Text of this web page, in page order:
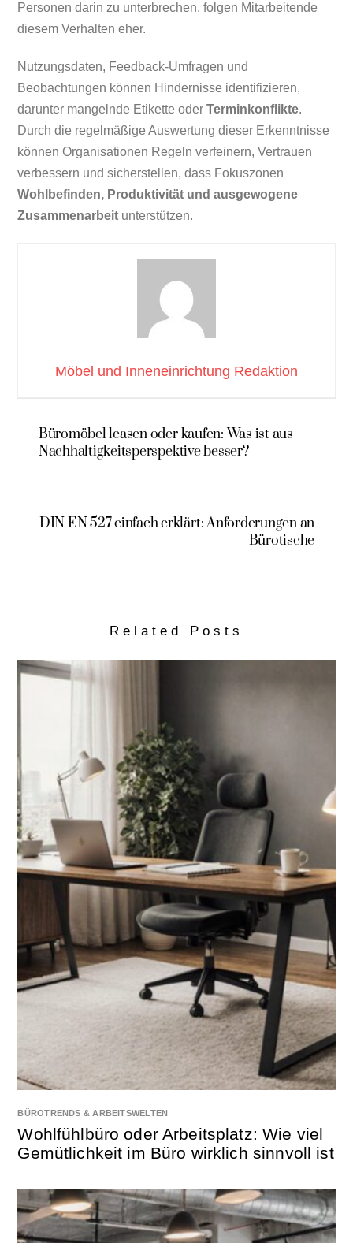
Personen darin zu unterbrechen, folgen Mitarbeitende
diesem Verhalten eher.
Nutzungsdaten, Feedback-Umfragen und
Beobachtungen können Hindernisse identifizieren,
darunter mangelnde Etikette oderTerminkonflikte.
Durch die regelmäßige Auswertung dieser Erkenntnisse
können Organisationen Regeln verfeinern, Vertrauen
verbessern und sicherstellen, dass Fokuszonen
Wohlbefinden, Produktivität und ausgewogene
Zusammenarbeit unterstützen.
Möbel und Inneneinrichtung Redaktion
Büromöbel leasen oder kaufen: Was ist aus
Nachhaltigkeitsperspektive besser?
DIN EN 527 einfach erklärt: Anforderungen an
Bürotische
Related Posts
BÜROTRENDS & ARBEITSWELTEN
Wohlfühlbüro oder Arbeitsplatz: Wie viel
Gemütlichkeit im Büro wirklich sinnvoll ist